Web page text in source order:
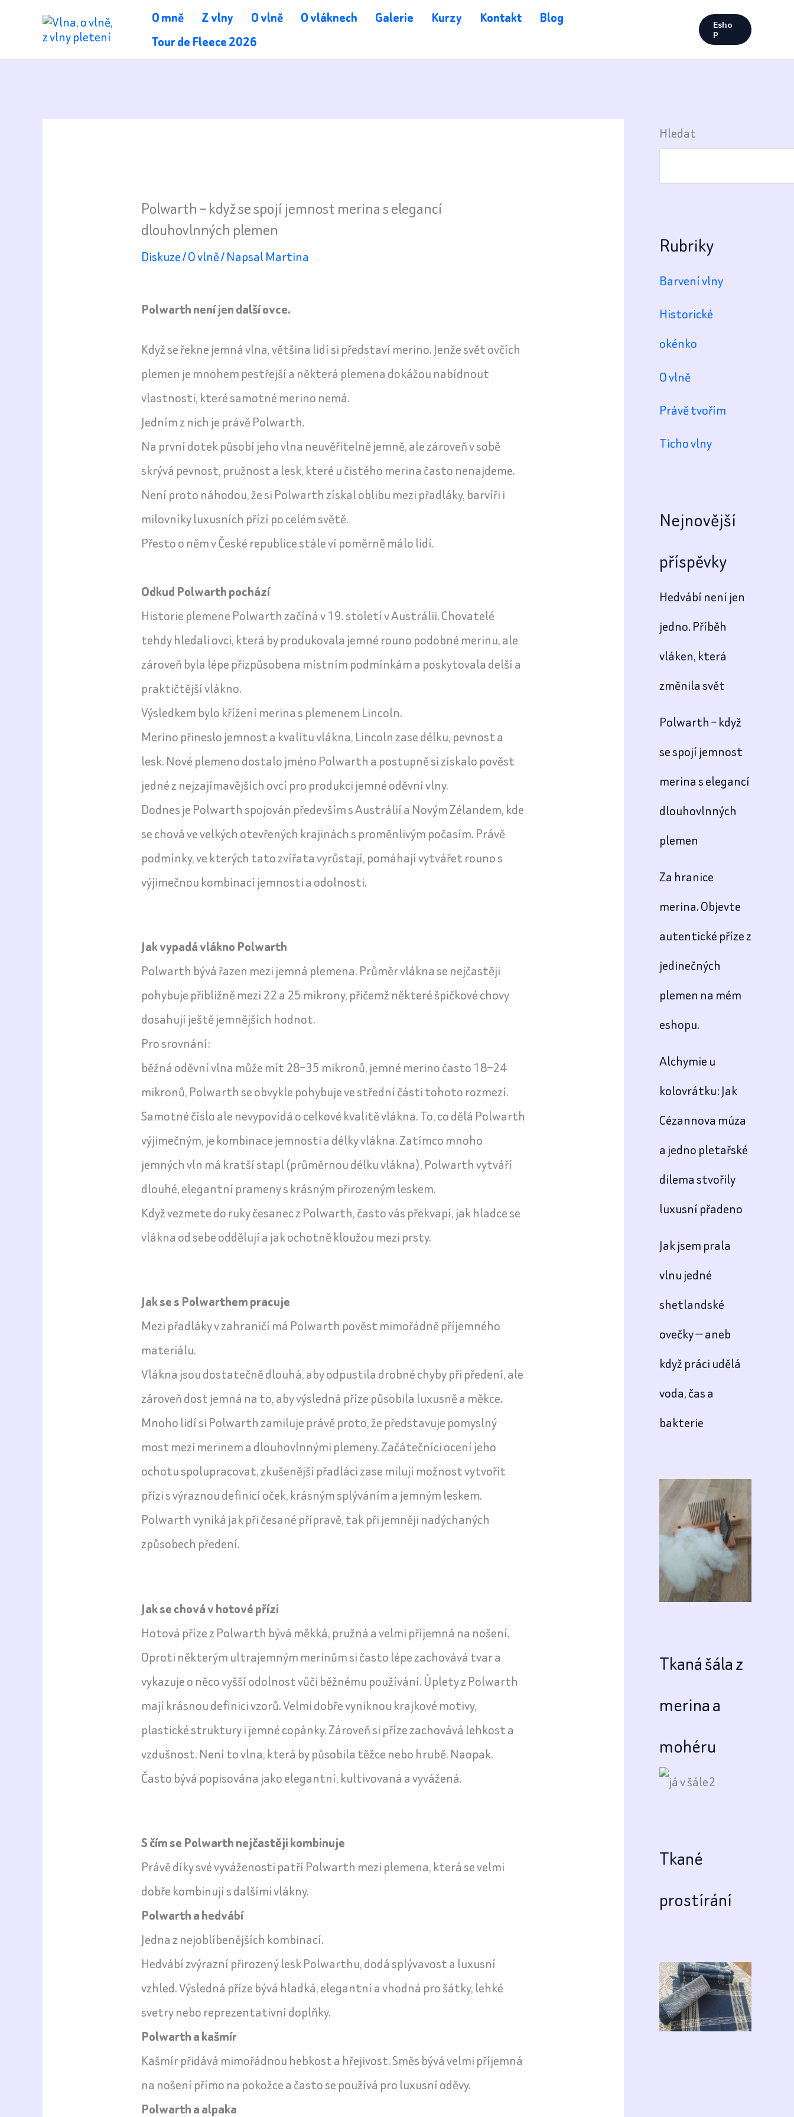
Přeskočit
O mně Z vlny O vlně O vláknech Galerie Kurzy Kontakt
Blog
Tour de Fleece 2026
Esho
p
Polwarth – když se spojí jemnost merina s elegancí
dlouhovlnných plemen
Diskuze/O vlně/ NapsalMartina
Polwarth není jen další ovce.
Když se řekne jemná vlna, většina lidí si představí merino. Jenže svět ovčích
plemen je mnohem pestřejší a některá plemena dokážou nabídnout
vlastnosti, které samotné merino nemá.
Jedním z nich je právě Polwarth.
Na první dotek působí jeho vlna neuvěřitelně jemně, ale zároveň v sobě
skrývá pevnost, pružnost a lesk, které u čistého merina často nenajdeme.
Není proto náhodou, že si Polwarth získal oblibu mezi přadláky, barvíři i
milovníky luxusních přízí po celém světě.
Přesto o něm v České republice stále ví poměrně málo lidí.
Odkud Polwarth pochází
Historie plemene Polwarth začíná v 19. století v Austrálii. Chovatelé
tehdy hledali ovci, která by produkovala jemné rouno podobné merinu, ale
zároveň byla lépe přizpůsobena místním podmínkám a poskytovala delší a
praktičtější vlákno.
Výsledkem bylo křížení merina s plemenem Lincoln.
Merino přineslo jemnost a kvalitu vlákna, Lincoln zase délku, pevnost a
lesk. Nové plemeno dostalo jméno Polwarth a postupně si získalo pověst
jedné z nejzajímavějších ovcí pro produkci jemné oděvní vlny.
Dodnes je Polwarth spojován především s Austrálií a Novým Zélandem, kde
se chová ve velkých otevřených krajinách s proměnlivým počasím. Právě
podmínky, ve kterých tato zvířata vyrůstají, pomáhají vytvářet rouno s
výjimečnou kombinací jemnosti a odolnosti.
Jak vypadá vlákno Polwarth
Polwarth bývá řazen mezi jemná plemena. Průměr vlákna se nejčastěji
pohybuje přibližně mezi 22 a 25 mikrony, přičemž některé špičkové chovy
dosahují ještě jemnějších hodnot.
Pro srovnání:
běžná oděvní vlna může mít 28–35 mikronů, jemné merino často 18–24
mikronů, Polwarth se obvykle pohybuje ve střední části tohoto rozmezí.
Samotné číslo ale nevypovídá o celkové kvalitě vlákna. To, co dělá Polwarth
výjimečným, je kombinace jemnosti a délky vlákna. Zatímco mnoho
jemných vln má kratší stapl (průměrnou délku vlákna), Polwarth vytváří
dlouhé, elegantní prameny s krásným přirozeným leskem.
Když vezmete do ruky česanec z Polwarth, často vás překvapí, jak hladce se
vlákna od sebe oddělují a jak ochotně kloužou mezi prsty.
Jak se s Polwarthem pracuje
Mezi přadláky v zahraničí má Polwarth pověst mimořádně příjemného
materiálu.
Vlákna jsou dostatečně dlouhá, aby odpustila drobné chyby při předení, ale
zároveň dost jemná na to, aby výsledná příze působila luxusně a měkce.
Mnoho lidí si Polwarth zamiluje právě proto, že představuje pomyslný
most mezi merinem a dlouhovlnnými plemeny. Začátečníci ocení jeho
ochotu spolupracovat, zkušenější přadláci zase milují možnost vytvořit
přízi s výraznou definicí oček, krásným splýváním a jemným leskem.
Polwarth vyniká jak při česané přípravě, tak při jemněji nadýchaných
způsobech předení.
Jak se chová v hotové přízi
Hotová příze z Polwarth bývá měkká, pružná a velmi příjemná na nošení.
Oproti některým ultrajemným merinům si často lépe zachovává tvar a
vykazuje o něco vyšší odolnost vůči běžnému používání. Úplety z Polwarth
mají krásnou definici vzorů. Velmi dobře vyniknou krajkové motivy,
plastické struktury i jemné copánky. Zároveň si příze zachovává lehkost a
vzdušnost. Není to vlna, která by působila těžce nebo hrubě. Naopak.
Často bývá popisována jako elegantní, kultivovaná a vyvážená.
S čím se Polwarth nejčastěji kombinuje
Právě díky své vyváženosti patří Polwarth mezi plemena, která se velmi
dobře kombinují s dalšími vlákny.
Polwarth a hedvábí
Jedna z nejoblíbenějších kombinací.
Hedvábí zvýrazní přirozený lesk Polwarthu, dodá splývavost a luxusní
vzhled. Výsledná příze bývá hladká, elegantní a vhodná pro šátky, lehké
svetry nebo reprezentativní doplňky.
Polwarth a kašmír
Kašmír přidává mimořádnou hebkost a hřejivost. Směs bývá velmi příjemná
na nošení přímo na pokožce a často se používá pro luxusní oděvy.
Polwarth a alpaka
Hledat
Rubriky
Barvení vlny
Historické
okénko
O vlně
Právě tvořím
Ticho vlny
Nejnovější
příspěvky
Hedvábí není jen
jedno. Příběh
vláken, která
změnila svět
Polwarth – když
se spojí jemnost
merina s elegancí
dlouhovlnných
plemen
Za hranice
merina. Objevte
autentické příze z
jedinečných
plemen na mém
eshopu.
Alchymie u
kolovrátku: Jak
Cézannova múza
a jedno pletařské
dilema stvořily
luxusní přadeno
Jak jsem prala
vlnu jedné
shetlandské
ovečky — aneb
když práci udělá
voda, čas a
bakterie
Tkaná šála z
merina a
mohéru
Tkané
prostírání